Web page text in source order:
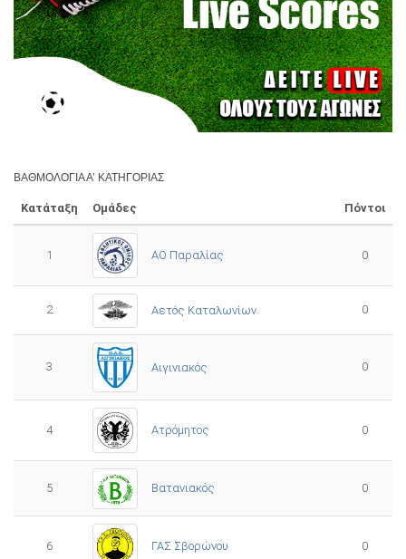
ΒΑΘΜΟΛΟΓΊΑ Α’ ΚΑΤΗΓΟΡΊΑΣ
Κατάταξη Ομάδες Πόντοι
1 ΑΟ Παραλίας 0
2 Αετός Καταλωνίων 0
3 Αιγινιακός 0
4 Ατρόμητος 0
5 Βατανιακός 0
6 ΓΑΣ Σβορώνου 0